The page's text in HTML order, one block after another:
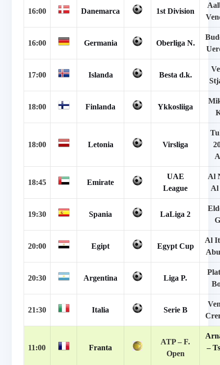
16:00 Danemarca 1st Division
16:00 Germania Oberliga N.
17:00 Islanda Besta d.k.
18:00 Finlanda Ykkosliiga
18:00 Letonia Virsliga
18:45 Emirate
UAE
League
Al
Al
19:30 Spania LaLiga 2
20:00 Egipt Egypt Cup
Al
20:30 Argentina Liga P.
21:30 Italia Serie B
11:00 Franta
ATP – F.
Open
–